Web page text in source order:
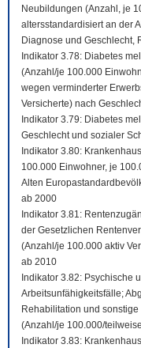
Neubildungen (Anzahl, je
altersstandardisiert an der
Diagnose und Geschlecht,
Indikator 3.78: Diabetes
(Anzahl/je 100.000
wegen verminderter
Versicherte) nach
Indikator 3.79: Diabetes
Geschlecht und sozialer
Indikator 3.80:
100.000 Einwohner, je
Alten
ab 2000
Indikator 3.81:
der Gesetzlichen
(Anzahl/je 100.000 aktiv
ab 2010
Indikator 3.82: Psychische
Arbeitsunfähigkeitsfälle;
Rehabilitation und
(Anzahl/je 100.000/
Indikator 3.83: